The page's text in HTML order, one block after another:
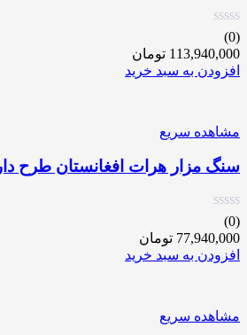
(0)
113,940,000 تومان
افزودن به سبد خرید
مشاهده سریع
سنگ مزار هرات افغانستان طرح دار
(0)
77,940,000 تومان
افزودن به سبد خرید
مشاهده سریع